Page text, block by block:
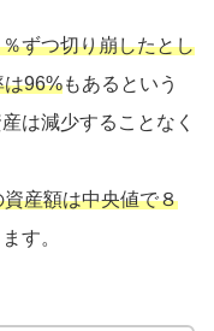
ずつ切り崩したとし
は96%もあるという
は減少することなく
産額は中央値で８
す。